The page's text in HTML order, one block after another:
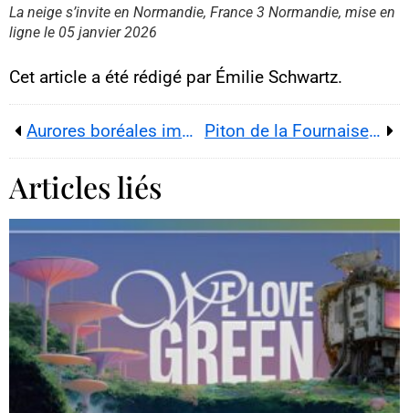
acceptez d’être suivi par
YouTube.
Cette image est hébergée par
contenu / YouTube.
La neige s’invite en Normandie, France 3 Normandie, mise en
ligne le 05 janvier 2026
Cet article a été rédigé par Émilie Schwartz.
Aurores boréales imminentes : la tempête G2–G3 pourrait illuminer le ciel français cette nuit Piton de la Fournaise : l’éruption en cours embrase l’Enclos Fouqué, routes toujours saturées
Articles liés